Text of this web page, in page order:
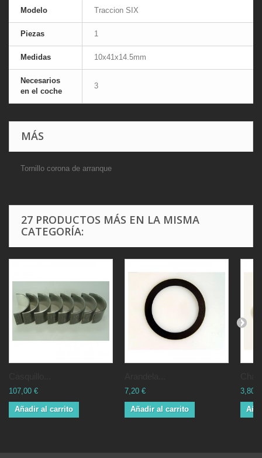
Modelo Traccion SIX
Piezas 1
Medidas 10x41x14.5mm
Necesarios
en el coche
3
MÁS
Tornillo corona de arranque
27 PRODUCTOS MÁS EN LA MISMA
CATEGORÍA:
107,00 €
Añadir al carrito
7,20 €
Añadir al carrito
3,80 €